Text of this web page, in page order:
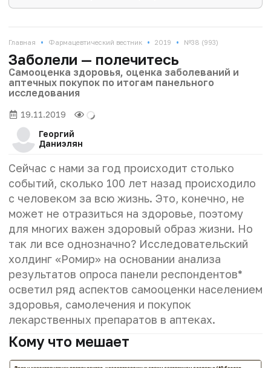
Главная • Фармацевтический вестник • 2019 • №38 (993)
Заболели — полечитесь
Самооценка здоровья, оценка заболеваний и
аптечных покупок по итогам панельного
исследования
19.11.2019
Георгий
Даниэлян
Сейчас с нами за год происходит столько
событий, сколько 100 лет назад происходило
с человеком за всю жизнь. Это, конечно, не
может не отразиться на здоровье, поэтому
для многих важен здоровый образ жизни. Но
так ли все однозначно? Исследовательский
холдинг «Ромир» на основании анализа
результатов опроса панели респондентов*
осветил ряд аспектов самооценки населением
здоровья, самолечения и покупок
лекарственных препаратов в аптеках.
Кому что мешает